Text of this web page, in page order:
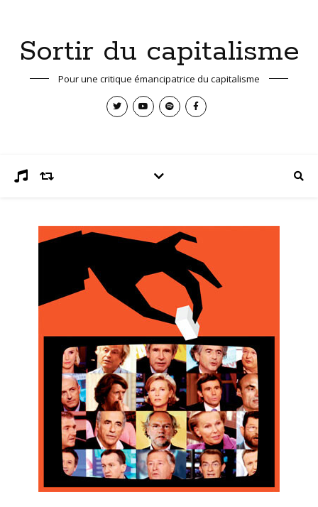
Sortir du capitalisme
Pour une critique émancipatrice du capitalisme